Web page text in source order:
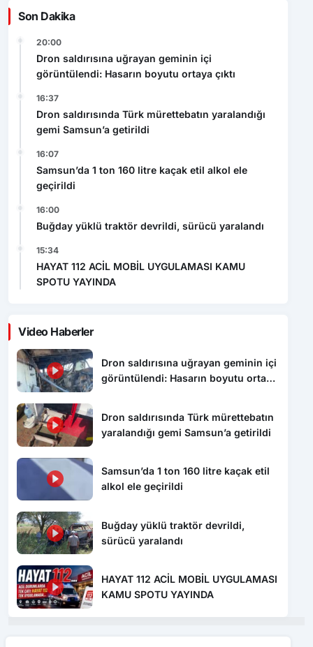
Son Dakika
20:00
Dron saldırısına uğrayan geminin içi
görüntülendi: Hasarın boyutu ortaya çıktı
16:37
Dron saldırısında Türk mürettebatın yaralandığı
gemi Samsun’a getirildi
16:07
Samsun’da 1 ton 160 litre kaçak etil alkol ele
geçirildi
16:00
Buğday yüklü traktör devrildi, sürücü yaralandı
15:34
HAYAT 112 ACİL MOBİL UYGULAMASI KAMU
SPOTU YAYINDA
Video Haberler
Dron saldırısına uğrayan geminin içi
görüntülendi: Hasarın boyutu ortaya
Dron saldırısında Türk mürettebatın
yaralandığı gemi Samsun’a getirildi
Samsun’da 1 ton 160 litre kaçak etil
alkol ele geçirildi
Buğday yüklü traktör devrildi,
sürücü yaralandı
HAYAT 112 ACİL MOBİL UYGULAMASI
KAMU SPOTU YAYINDA